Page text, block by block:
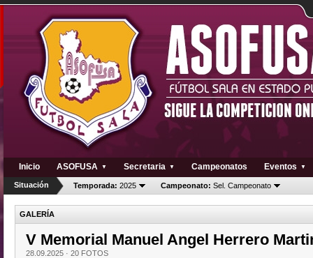
Inicio ASOFUSA ▼ Secretaria ▼ Campeonatos Eventos ▼
Situación Temporada: 2025 Campeonato: Sel. Campeonato
GALERÍA
V Memorial Manuel Angel Herrero
28.09.2025 · 20 FOTOS